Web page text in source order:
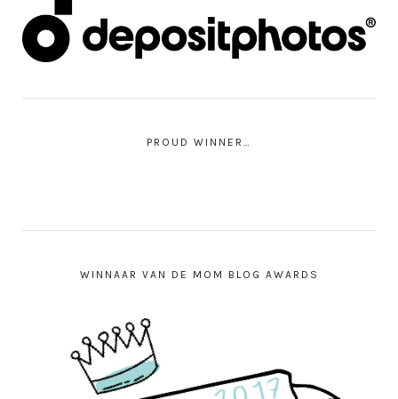
PROUD WINNER…
WINNAAR VAN DE MOM BLOG AWARDS